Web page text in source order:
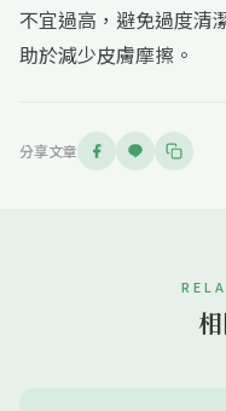
不宜過高，避免過度清
助於減少皮膚摩擦。
分享文章